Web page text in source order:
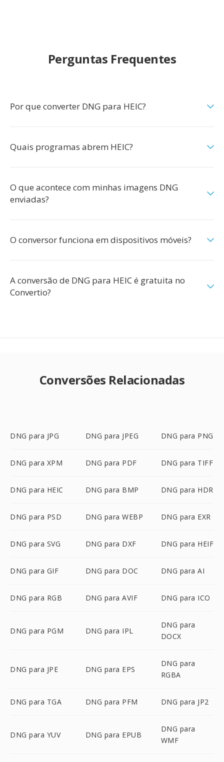
Perguntas Frequentes
Por que converter DNG para HEIC?
Quais programas abrem HEIC?
O que acontece com minhas imagens DNG
enviadas?
O conversor funciona em dispositivos móveis?
A conversão de DNG para HEIC é gratuita no
Convertio?
Conversões Relacionadas
DNG para JPG DNG para JPEG DNG para PNG
DNG para XPM DNG para PDF DNG para TIFF
DNG para HEIC DNG para BMP DNG para HDR
DNG para PSD DNG para WEBP DNG para EXR
DNG para SVG DNG para DXF DNG para HEIF
DNG para GIF DNG para DOC DNG para AI
DNG para RGB DNG para AVIF DNG para ICO
DNG para PGM DNG para IPL
DNG para
DOCX
DNG para JPE DNG para EPS
DNG para
RGBA
DNG para TGA DNG para PFM DNG para JP2
DNG para YUV DNG para EPUB
DNG para
WMF